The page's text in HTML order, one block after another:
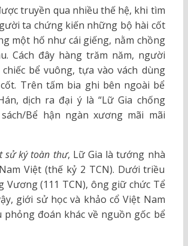
truyền qua nhiều thế hệ, khi tìm
ta chứng kiến những bộ hài cốt
một hố như cái giếng, nằm chồng
Cách đây hàng trăm năm, người
bể vuông, tựa vào vách dùng
Trên tấm bia ghi bên ngoài bể
dịch ra đại ý là “Lữ Gia chống
Bể hận ngàn xương mãi mãi
sử ký toàn thư, Lữ Gia là tướng nhà
Việt (thế kỷ 2 TCN). Dưới triều
Vương (111 TCN), ông giữ chức Tể
giới sử học và khảo cổ Việt Nam
phỏng đoán khác về nguồn gốc bể